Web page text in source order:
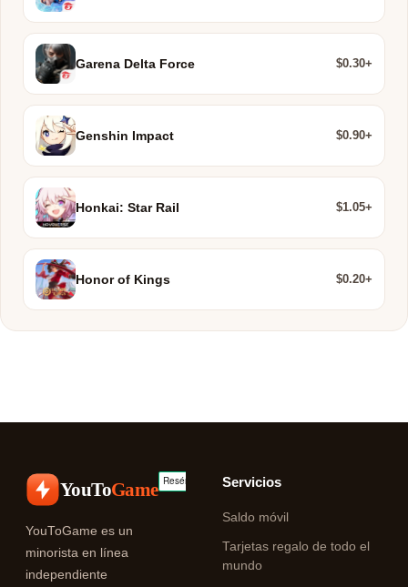
Garena Delta Force $0.30+
Genshin Impact $0.90+
Honkai: Star Rail $1.05+
Honor of Kings $0.20+
YouToGame
YouToGame es un
minorista en línea
independiente
Servicios
Saldo móvil
Tarjetas regalo de todo el
mundo